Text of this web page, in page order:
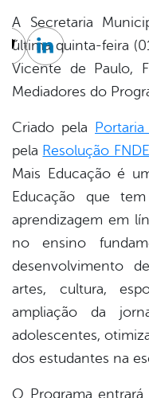
A Secretaria
última quinta-feira
Vicente de Paulo,
Mediadores do
Criado pela
pela Resolução
Mais Educação é
Educação que
aprendizagem em
no ensino
desenvolvimento
artes, cultura,
ampliação da
adolescentes,
dos estudantes na
O Programa
Twitter
Linkedin